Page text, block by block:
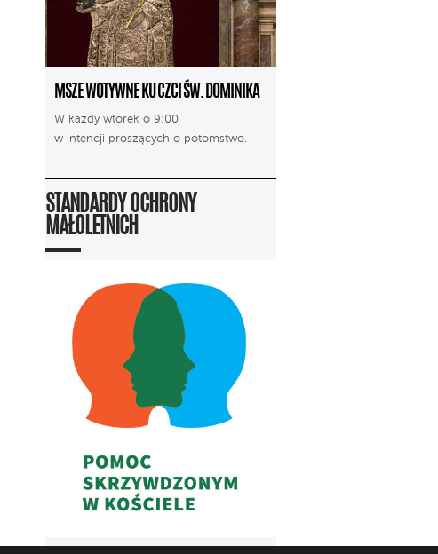
MSZE WOTYWNE KU CZCI ŚW. DOMINIKA
W każdy wtorek o 9:00
w intencji proszących o potomstwo.
STANDARDY OCHRONY
MAŁOLETNICH